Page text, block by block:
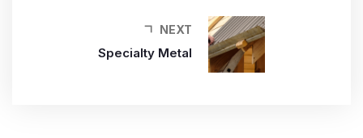
NEXT
Specialty Metal